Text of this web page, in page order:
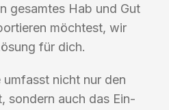
gesamtes Hab und Gut
möchtest, wir
für dich.
nicht nur den
sondern auch das Ein-